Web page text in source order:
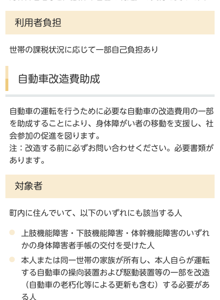
利用者負担
世帯の課税状況に応じて一部自己負担あり
自動車改造費助成
自動車の運転を行うために必要な自動車の改造費用の一部
を助成することにより、身体障がい者の移動を支援し、社
会参加の促進を図ります。
注：改造する前に必ずお問い合わせください。必要書類が
あります。
対象者
町内に住んでいて、以下のいずれにも該当する人
上肢機能障害・下肢機能障害・体幹機能障害のいずれ
かの身体障害者手帳の交付を受けた人
本人または同一世帯の家族が所有し、本人自らが運転
する自動車の操向装置および駆動装置等の一部を改造
（自動車の老朽化等による更新も含む）する必要があ
る人